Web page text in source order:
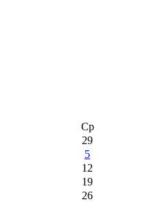
Ср
29
5
12
19
26